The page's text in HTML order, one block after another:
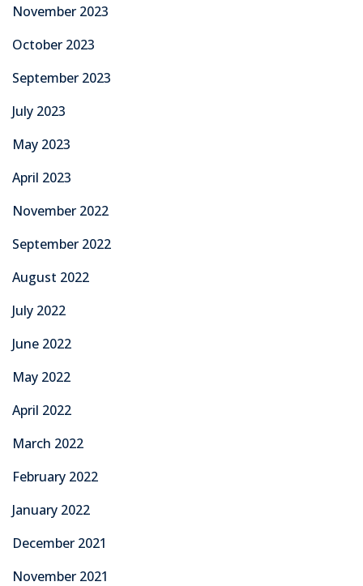
November 2023
October 2023
September 2023
July 2023
May 2023
April 2023
November 2022
September 2022
August 2022
July 2022
June 2022
May 2022
April 2022
March 2022
February 2022
January 2022
December 2021
November 2021